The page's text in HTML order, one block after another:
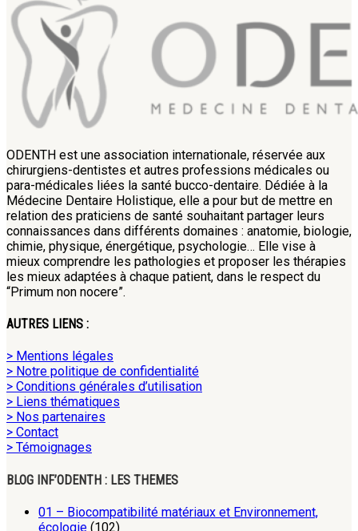
ODENTH est une association internationale, réservée aux
chirurgiens-dentistes et autres professions médicales ou
para-médicales liées la santé bucco-dentaire. Dédiée à la
Médecine Dentaire Holistique, elle a pour but de mettre en
relation des praticiens de santé souhaitant partager leurs
connaissances dans différents domaines : anatomie, biologie,
chimie, physique, énergétique, psychologie… Elle vise à
mieux comprendre les pathologies et proposer les thérapies
les mieux adaptées à chaque patient, dans le respect du
“Primum non nocere”.
AUTRES LIENS :
> Mentions légales
> Notre politique de confidentialité
> Conditions générales d’utilisation
> Liens thématiques
> Nos partenaires
> Contact
> Témoignages
BLOG INF’ODENTH : LES THEMES
01 – Biocompatibilité matériaux et Environnement,
écologie (102)